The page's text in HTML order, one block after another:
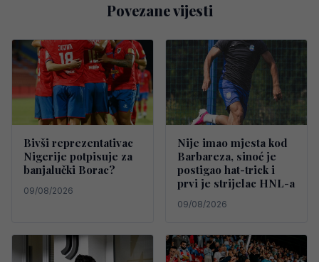
Povezane vijesti
Bivši reprezentativac
Nigerije potpisuje za
banjalučki Borac?
09/08/2026
Nije imao mjesta kod
Barbareza, sinoć je
postigao hat-trick i
prvi je strijelac HNL-a
09/08/2026